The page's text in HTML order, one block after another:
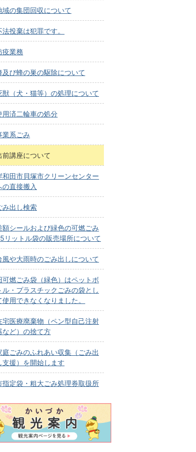
域の集団回収について
法投棄は犯罪です。
疫業務
及び蜂の巣の駆除について
獣（犬・猫等）の処理について
用済二輪車の処分
業系ごみ
前講座について
和田市貝塚市クリーンセンター
の直接搬入
み出し検索
額シールおよび緑色の可燃ごみ
リットル袋の販売場所について
風や大雨時のごみ出しについて
可燃ごみ袋（緑色）はペットボ
ル・プラスチックごみの袋とし
使用できなくなりました。
宅医療廃棄物（ペン型自己注射
など）の捨て方
庭ごみのふれあい収集（ごみ出
支援）を開始します
指定袋・粗大ごみ処理券取扱所